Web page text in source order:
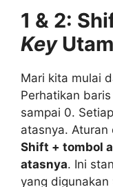
1 & 2:
Key
Mari kita mulai
Perhatikan
sampai 0.
atasnya. Aturan
Shift + tombol
atasnya. Ini
yang digunakan